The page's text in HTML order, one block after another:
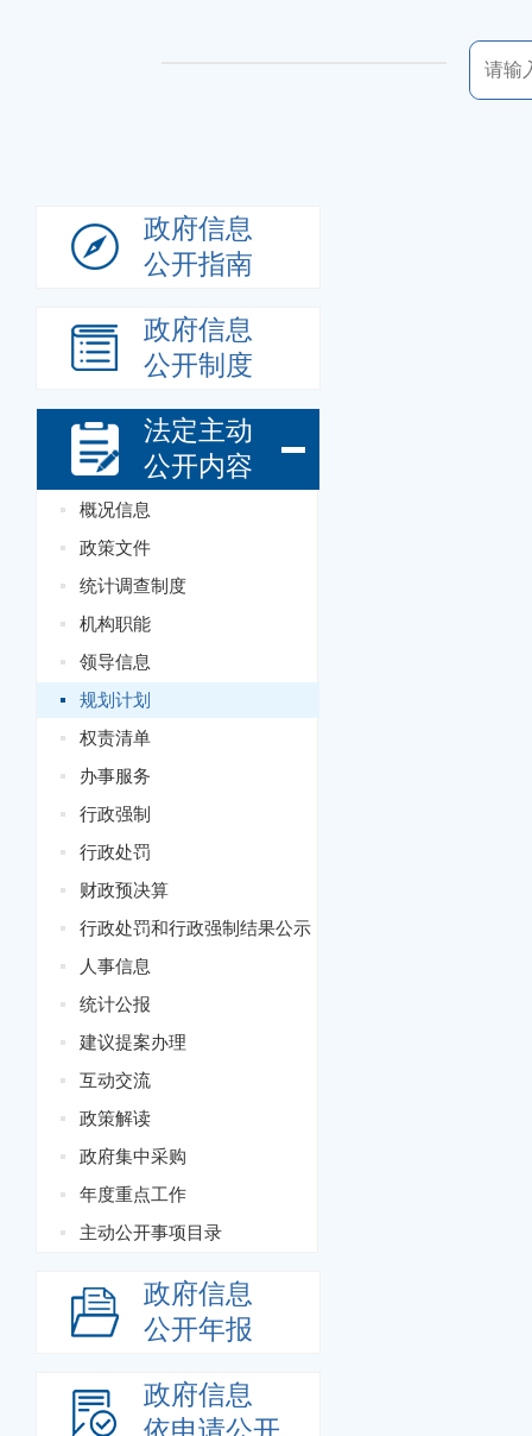
政府信息
公开指南
政府信息
公开制度
法定主动
公开内容
概况信息
政策文件
统计调查制度
机构职能
领导信息
规划计划
权责清单
办事服务
行政强制
行政处罚
财政预决算
行政处罚和行政强制结果公示
人事信息
统计公报
建议提案办理
互动交流
政策解读
政府集中采购
年度重点工作
主动公开事项目录
政府信息
公开年报
政府信息